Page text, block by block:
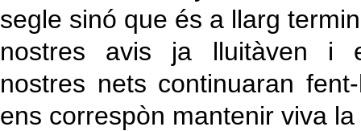
segle sinó que és a llarg
nostres avis ja lluitàven i
nostres nets continuaran
ens correspòn mantenir viva